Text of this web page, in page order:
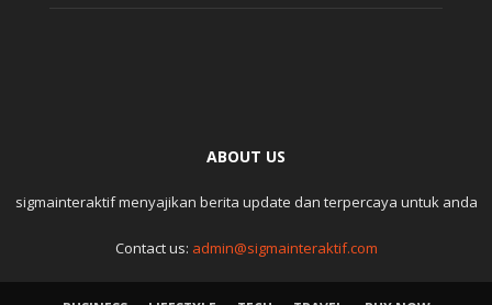
ABOUT US
sigmainteraktif menyajikan berita update dan terpercaya untuk anda
Contact us: admin@sigmainteraktif.com